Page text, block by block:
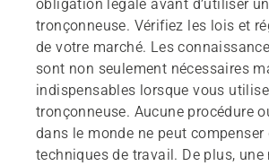
obligation légale avant d’utiliser
tronçonneuse. Vérifiez les lois et
de votre marché. Les
sont non seulement nécessaires
indispensables lorsque vous
tronçonneuse. Aucune procédure
dans le monde ne peut compenser
techniques de travail. De plus, une